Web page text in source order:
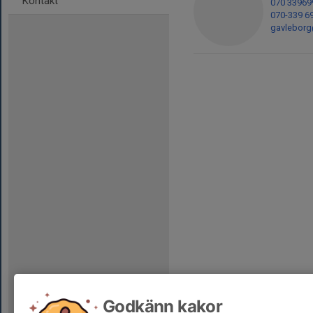
070
070-339
Godkänn kakor